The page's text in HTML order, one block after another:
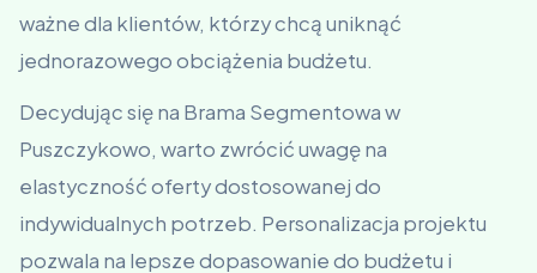
ważne dla klientów, którzy chcą uniknąć
jednorazowego obciążenia budżetu.
Decydując się na Brama Segmentowa w
Puszczykowo, warto zwrócić uwagę na
elastyczność oferty dostosowanej do
indywidualnych potrzeb. Personalizacja projektu
pozwala na lepsze dopasowanie do budżetu i